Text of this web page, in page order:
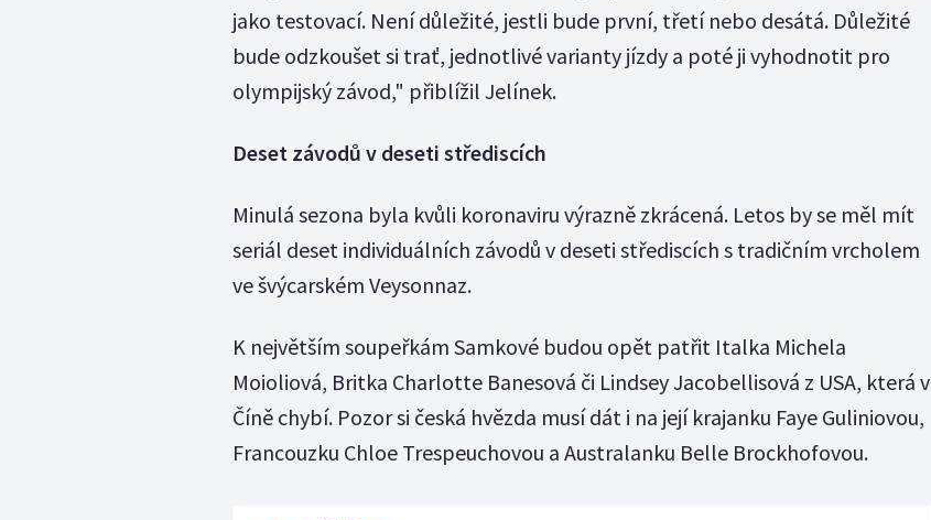
jako testovací. Není důležité, jestli bude první, třetí nebo desátá. Důležité
bude odzkoušet si trať, jednotlivé varianty jízdy a poté ji vyhodnotit pro
olympijský závod," přiblížil Jelínek.
Deset závodů v deseti střediscích
Minulá sezona byla kvůli koronaviru výrazně zkrácená. Letos by se měl mít
seriál deset individuálních závodů v deseti střediscích s tradičním vrcholem
ve švýcarském Veysonnaz.
K největším soupeřkám Samkové budou opět patřit Italka Michela
Moioliová, Britka Charlotte Banesová či Lindsey Jacobellisová z USA, která v
Číně chybí. Pozor si česká hvězda musí dát i na její krajanku Faye Guliniovou,
Francouzku Chloe Trespeuchovou a Australanku Belle Brockhofovou.